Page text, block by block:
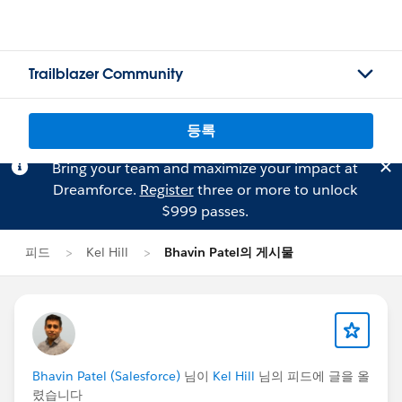
Trailblazer Community
등록
Bring your team and maximize your impact at
Dreamforce. Registerthree or more to unlock
$999 passes.
피드 Kel Hill Bhavin Patel의 게시물
Bhavin Patel (Salesforce) 님이 Kel Hill 님의 피드에 글을 올
렸습니다